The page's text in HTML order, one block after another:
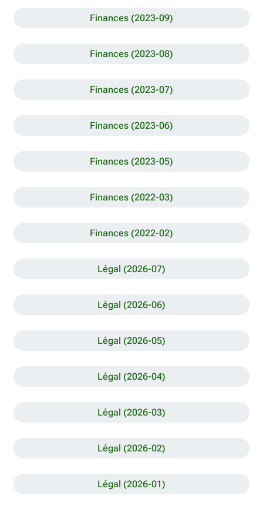
Finances (2023-09)
Finances (2023-08)
Finances (2023-07)
Finances (2023-06)
Finances (2023-05)
Finances (2022-03)
Finances (2022-02)
Légal (2026-07)
Légal (2026-06)
Légal (2026-05)
Légal (2026-04)
Légal (2026-03)
Légal (2026-02)
Légal (2026-01)